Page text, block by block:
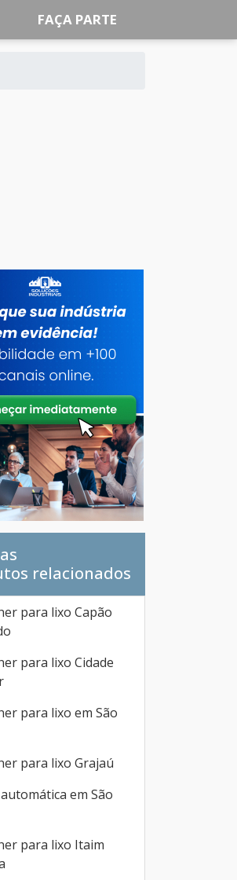
FAÇA PARTE
relacionados
para lixo Capão
para lixo Cidade
para lixo em São
para lixo Grajaú
em São
para lixo Itaim